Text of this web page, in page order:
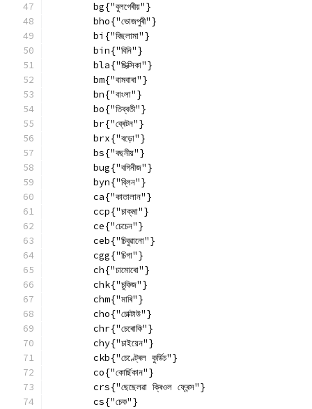
        bg{"বুলগেৰীয়"}
        bho{"ভোজপুৰী"}
        bi{"বিছলামা"}
        bin{"বিনি"}
        bla{"ছিক্সিকা"}
        bm{"বামবাৰা"}
        bn{"বাংলা"}
        bo{"তিব্বতী"}
        br{"ব্ৰেটন"}
        brx{"বড়ো"}
        bs{"বছনীয়"}
        bug{"বগিনীজ"}
        byn{"ব্লিন"}
        ca{"কাতালান"}
        ccp{"চাক্‌মা"}
        ce{"চেচেন"}
        ceb{"চিবুৱানো"}
        cgg{"চিগা"}
        ch{"চামোৰো"}
        chk{"চুকিজ"}
        chm{"মাৰি"}
        cho{"চোক্টাউ"}
        chr{"চেৰোকি"}
        chy{"চাইয়েন"}
        ckb{"চেণ্ট্ৰেল কুৰ্ডিচ"}
        co{"কোৰ্ছিকান"}
        crs{"ছেছেলৱা ক্ৰিওল ফ্ৰেন্স"}
        cs{"চেক"}